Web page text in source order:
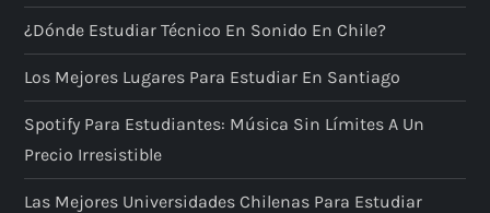
¿Dónde Estudiar Técnico En Sonido En Chile?
Los Mejores Lugares Para Estudiar En Santiago
Spotify Para Estudiantes: Música Sin Límites A Un
Precio Irresistible
Las Mejores Universidades Chilenas Para Estudiar